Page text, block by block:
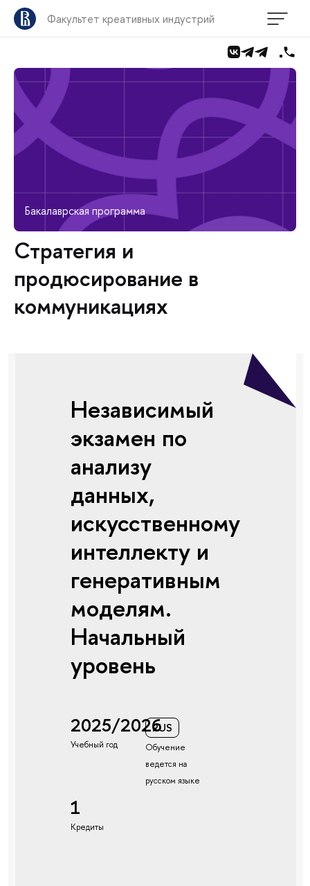
Факультет креативных индустрий
Бакалаврская программа
Стратегия и
продюсирование в
коммуникациях
Независимый
экзамен по
анализу
данных,
искусственному
интеллекту и
генеративным
моделям.
Начальный
уровень
2025/2026
Учебный год
RUS
Обучение
ведется на
русском языке
1
Кредиты